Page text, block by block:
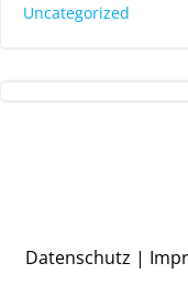
Uncategorized
Datenschutz |